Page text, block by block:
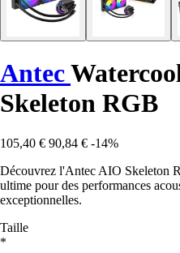
Antec
Skeleton RGB
105,40 € 90,84 € -14%
Découvrez l'Antec AIO Skeleton
ultime pour des performances
exceptionnelles.
Taille
*